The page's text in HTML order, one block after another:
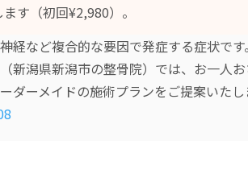
す（初回¥2,980）。
経など複合的な要因で発症する症状で
新潟県新潟市の整骨院）では、お一人
ダーメイドの施術プランをご提案いた